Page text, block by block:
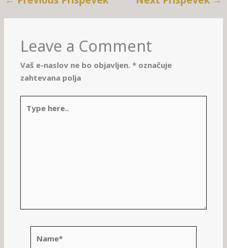
Leave a Comment
Vaš e-naslov ne bo objavljen. * označuje
zahtevana polja
here..